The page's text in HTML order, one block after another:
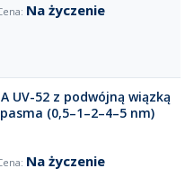
Na życzenie
UV-52 z podwójną wiązką
(0,5–1–2–4–5 nm)
Na życzenie